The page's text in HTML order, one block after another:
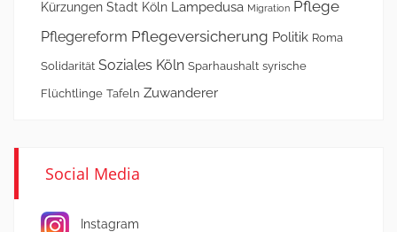
Kürzungen Stadt Köln Lampedusa Migration Pflege
Pflegereform Pflegeversicherung Politik Roma
Solidarität Soziales Köln Sparhaushalt syrische
Flüchtlinge Tafeln Zuwanderer
Social Media
Instagram